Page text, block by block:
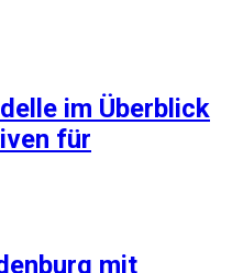
im Überblick
für
mit